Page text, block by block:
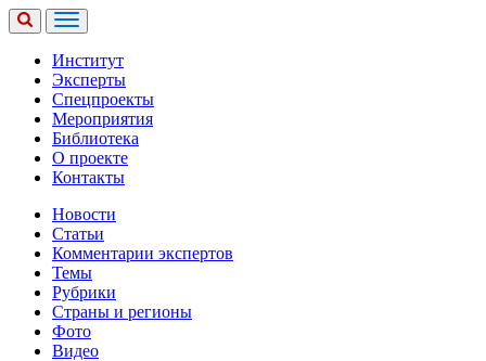
Институт
Эксперты
Спецпроекты
Мероприятия
Библиотека
О проекте
Контакты
Новости
Статьи
Комментарии экспертов
Темы
Рубрики
Страны и регионы
Фото
Видео